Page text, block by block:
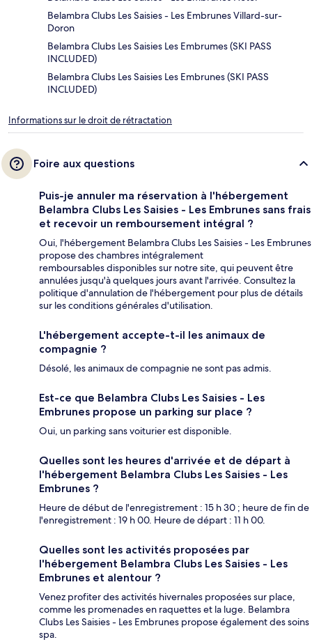
Belambra Clubs Les Saisies - Les Embrunes Villard-sur-
Doron
Belambra Clubs Les Saisies Les Embrumes (SKI PASS
INCLUDED)
Belambra Clubs Les Saisies Les Embrunes (SKI PASS
INCLUDED)
Informations sur le droit de rétractation
Foire aux questions
Puis-je annuler ma réservation à l'hébergement
Belambra Clubs Les Saisies - Les Embrunes sans frais
et recevoir un remboursement intégral ?
Oui, l'hébergement Belambra Clubs Les Saisies - Les Embrunes
propose des chambres intégralement
remboursables disponibles sur notre site, qui peuvent être
annulées jusqu'à quelques jours avant l'arrivée. Consultez la
politique d'annulation de l'hébergement pour plus de détails
sur les conditions générales d'utilisation.
L'hébergement accepte-t-il les animaux de
compagnie ?
Désolé, les animaux de compagnie ne sont pas admis.
Est-ce que Belambra Clubs Les Saisies - Les
Embrunes propose un parking sur place ?
Oui, un parking sans voiturier est disponible.
Quelles sont les heures d'arrivée et de départ à
l'hébergement Belambra Clubs Les Saisies - Les
Embrunes ?
Heure de début de l'enregistrement : 15 h 30 ; heure de fin de
l'enregistrement : 19 h 00. Heure de départ : 11 h 00.
Quelles sont les activités proposées par
l'hébergement Belambra Clubs Les Saisies - Les
Embrunes et alentour ?
Venez profiter des activités hivernales proposées sur place,
comme les promenades en raquettes et la luge. Belambra
Clubs Les Saisies - Les Embrunes propose également des soins
spa.